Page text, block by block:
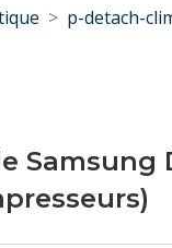
p-detach-
Samsung